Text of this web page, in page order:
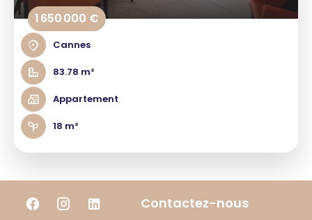
1 650 000 €
Cannes
83.78 m²
Appartement
18 m²
Contactez-nous